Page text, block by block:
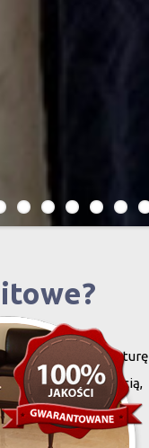
przez naturę
niewielką grubością,
przestrzeń,